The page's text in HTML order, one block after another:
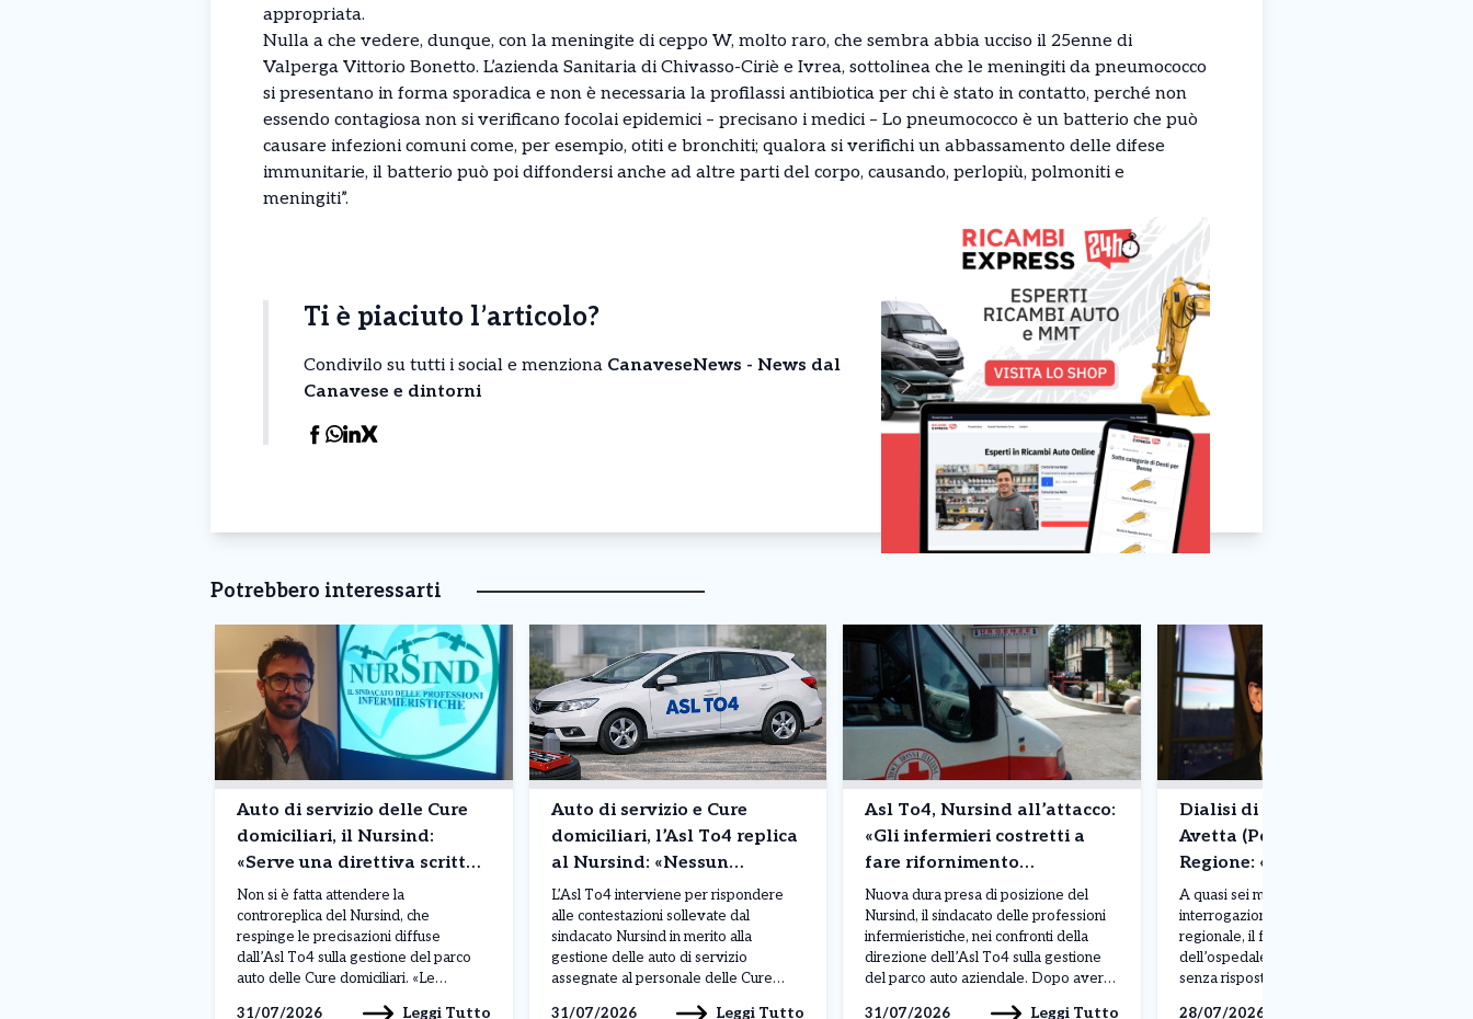
appropriata.
Nulla a che vedere, dunque, con la meningite di ceppo W, molto raro, che sembra abbia ucciso il 25enne di
Valperga Vittorio Bonetto. L’azienda Sanitaria di Chivasso-Ciriè e Ivrea, sottolinea che le meningiti da pneumococco
si presentano in forma sporadica e non è necessaria la profilassi antibiotica per chi è stato in contatto, perché non
essendo contagiosa non si verificano focolai epidemici – precisano i medici – Lo pneumococco è un batterio che può
causare infezioni comuni come, per esempio, otiti e bronchiti; qualora si verifichi un abbassamento delle difese
immunitarie, il batterio può poi diffondersi anche ad altre parti del corpo, causando, perlopiù, polmoniti e
meningiti”.
Ti è piaciuto l’articolo?
Condivilo su tutti i social e menziona CanaveseNews - News dal
Canavese e dintorni
Potrebbero interessarti
Auto di servizio delle Cure
domiciliari, il Nursind:
«Serve una direttiva scritta
che sollevi gli infermieri da
questi compiti»
Non si è fatta attendere la
controreplica del Nursind, che
respinge le precisazioni diffuse
dall’Asl To4 sulla gestione del parco
auto delle Cure domiciliari. «Le
31/07/2026 Leggi Tutto
Auto di servizio e Cure
domiciliari, l’Asl To4 replica
al Nursind: «Nessun
infermiere si occupa della
manutenzione»
L’Asl To4 interviene per rispondere
alle contestazioni sollevate dal
sindacato Nursind in merito alla
gestione delle auto di servizio
assegnate al personale delle Cure
31/07/2026 Leggi Tutto
Asl To4, Nursind all’attacco:
«Gli infermieri costretti a
fare rifornimento
anticipando i soldi di tasca
propria»
Nuova dura presa di posizione del
Nursind, il sindacato delle professioni
infermieristiche, nei confronti della
direzione dell’Asl To4 sulla gestione
del parco auto aziendale. Dopo aver
31/07/2026 Leggi Tutto
Dialisi di Ivrea, Alberto
Avetta (Pd) incalza la
Regione: «Nessuna certezza
sulla riapertura del reparto»
A quasi sei mesi dalla prima
interrogazione presentata in Consiglio
regionale, il futuro del reparto di Dialisi
dell’ospedale di Ivrea resta ancora
senza risposte certe. A denunciarlo è il
28/07/2026